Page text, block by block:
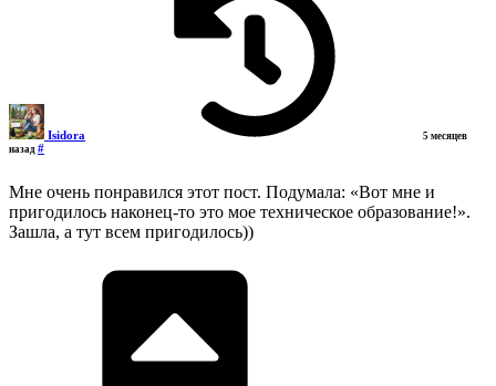
Isidora
5 месяцев
назад #
Мне очень понравился этот пост. Подумала: «Вот мне и
пригодилось наконец-то это мое техническое образование!».
Зашла, а тут всем пригодилось))